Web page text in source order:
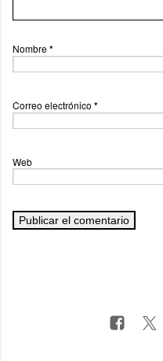
Nombre*
Correo electrónico *
Web